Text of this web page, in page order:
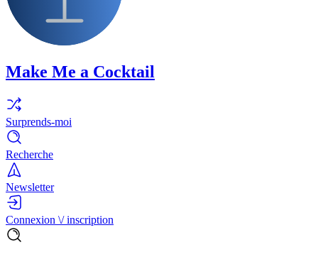
Make Me a Cocktail
Surprends-moi
Recherche
Newsletter
Connexion \/ inscription